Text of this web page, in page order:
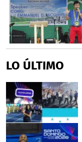
LO ÚLTIMO